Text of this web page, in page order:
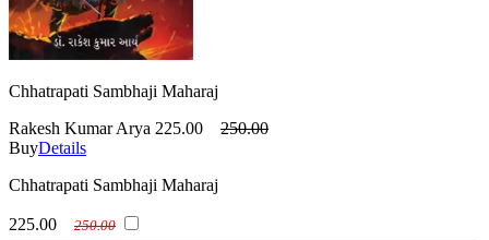
Chhatrapati Sambhaji Maharaj
Rakesh Kumar Arya 225.00
250.00
BuyDetails
Chhatrapati Sambhaji Maharaj
225.00 250.00